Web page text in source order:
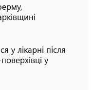
у лікарні після
у